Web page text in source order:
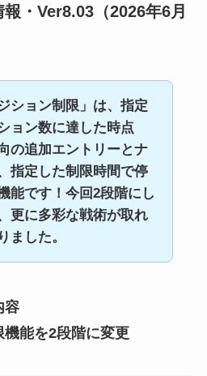
・Ver8.03（2026年6月
ション制限」は、指定
ョン数に達した時点
の追加エントリーとナ
指定した制限時間で停
能です！今回2段階にし
更に多彩な戦術が取れ
ました。
容
機能を2段階に変更